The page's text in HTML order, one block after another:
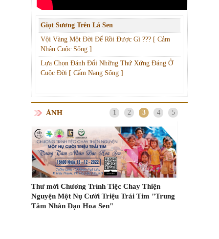
Giọt Sương Trên Lá Sen
Vội Vàng Một Đời Để Rồi Được Gì ??? [ Cảm
Nhận Cuộc Sống ]
Lựa Chọn Đánh Đổi Những Thứ Xứng Đáng Ở
Cuộc Đời [ Cẩm Nang Sống ]
ẢNH
Thư mời Chương Trình Tiệc Chay Thiện
Nguyện Một Nụ Cười Triệu Trái Tim "Trung
Tâm Nhân Đạo Hoa Sen"
1 2 3 4 5